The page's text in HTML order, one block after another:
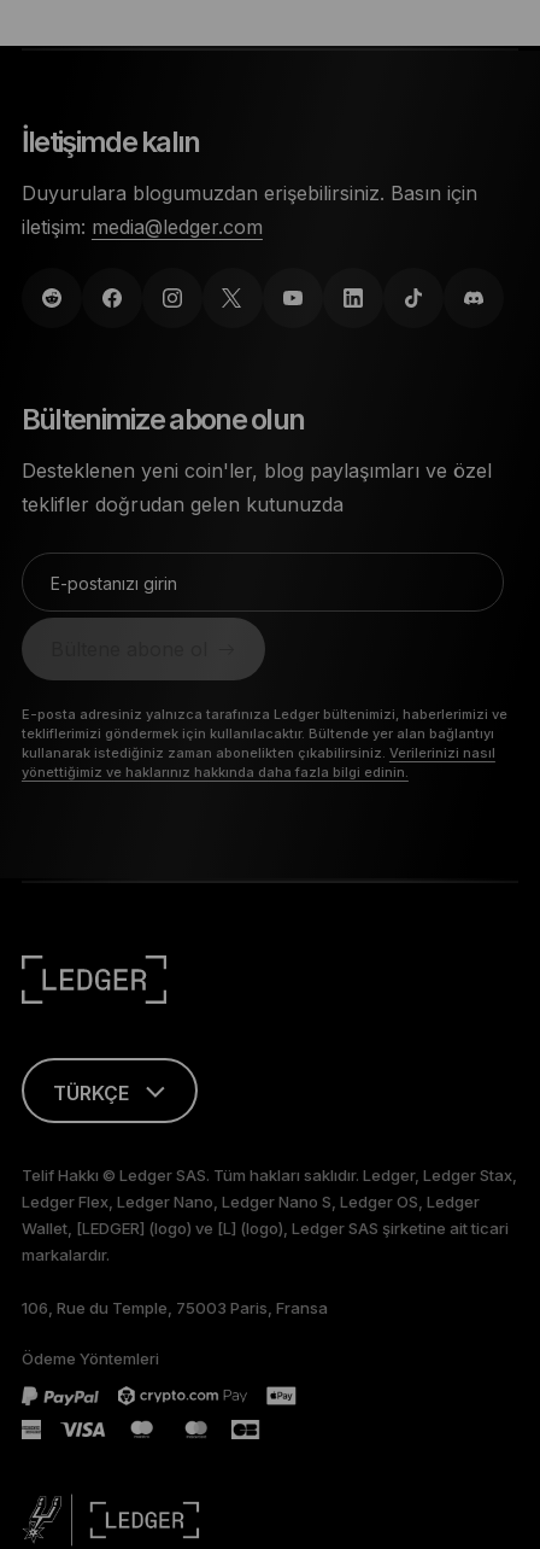
İletişimde kalın
Duyurulara blogumuzdan erişebilirsiniz. Basın için
iletişim: media@ledger.com
Bültenimize abone olun
Desteklenen yeni coin'ler, blog paylaşımları ve özel
teklifler doğrudan gelen kutunuzda
E-postanızı girin
E-posta adresiniz yalnızca tarafınıza Ledger bültenimizi, haberlerimizi ve
tekliflerimizi göndermek için kullanılacaktır. Bültende yer alan bağlantıyı
kullanarak istediğiniz zaman abonelikten çıkabilirsiniz. Verilerinizi nasıl
yönettiğimiz ve haklarınız hakkında daha fazla bilgi edinin.
TÜRKÇE
FRANÇAIS
DEUTSCH
PORTUGUÊS
ESPAÑOL
РУССКИЙ
日本語
Telif Hakkı © Ledger SAS. Tüm hakları saklıdır. Ledger, Ledger Stax,
Ledger Flex, Ledger Nano, Ledger Nano S, Ledger OS, Ledger
Wallet, [LEDGER] (logo) ve [L] (logo), Ledger SAS şirketine ait ticari
markalardır.
106, Rue du Temple, 75003 Paris, Fransa
Ödeme Yöntemleri